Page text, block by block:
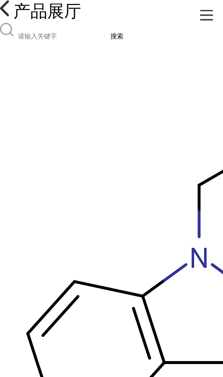
产品展厅
搜索